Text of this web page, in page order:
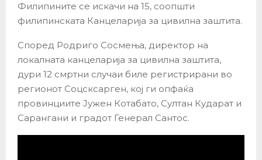
Филипините се искачи на 15, соопшти
филипинската Канцеларија за цивилна заштита.
Според Родриго Сосмења, директор на
локалната канцеларија за цивилна заштита,
дури 12 смртни случаи биле регистрирани во
регионот Соцсксарген, кој ги опфаќа
провинциите Јужен Котабато, Султан Кударат и
Сарангани и градот Генерал Сантос.